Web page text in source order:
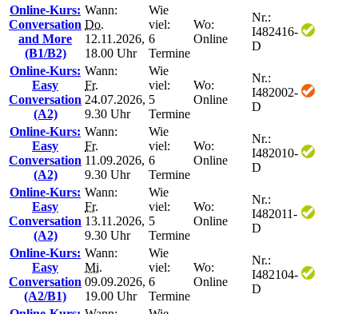
Online-Kurs:
Conversation
and More
(B1/B2)
Wann:
Do.
12.11.2026,
18.00 Uhr
Wie
viel:
6
Termine
Wo:
Online
Nr.:
I482416-
D
Online-Kurs:
Easy
Conversation
(A2)
Wann:
Fr.
24.07.2026,
9.30 Uhr
Wie
viel:
5
Termine
Wo:
Online
Nr.:
I482002-
D
Online-Kurs:
Easy
Conversation
(A2)
Wann:
Fr.
11.09.2026,
9.30 Uhr
Wie
viel:
6
Termine
Wo:
Online
Nr.:
I482010-
D
Online-Kurs:
Easy
Conversation
(A2)
Wann:
Fr.
13.11.2026,
9.30 Uhr
Wie
viel:
5
Termine
Wo:
Online
Nr.:
I482011-
D
Online-Kurs:
Easy
Conversation
(A2/B1)
Wann:
Mi.
09.09.2026,
19.00 Uhr
Wie
viel:
6
Termine
Wo:
Online
Nr.:
I482104-
D